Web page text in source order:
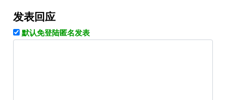
发表回应
默认免登陆匿名发表